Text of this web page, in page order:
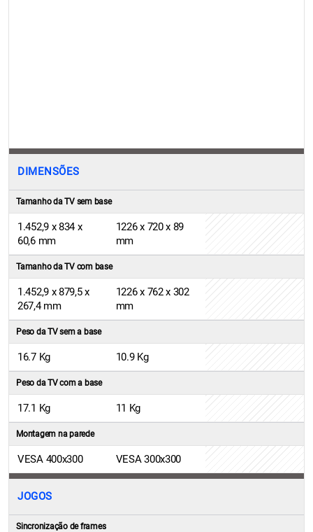
DIMENSÕES
Tamanho da TV sem base
1.452,9 x 834 x
60,6 mm
1226 x 720 x 89
mm
Tamanho da TV com base
1.452,9 x 879,5 x
267,4 mm
1226 x 762 x 302
mm
Peso da TV sem a base
16.7 Kg 10.9 Kg
Peso da TV com a base
17.1 Kg 11 Kg
Montagem na parede
VESA 400x300 VESA 300x300
JOGOS
Sincronização de frames